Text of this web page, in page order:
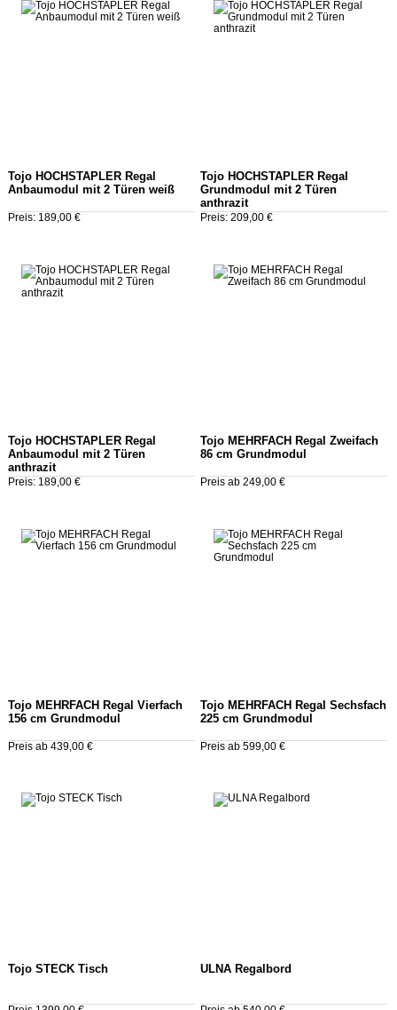
Tojo HOCHSTAPLER Regal
Anbaumodul mit 2 Türen weiß
Preis: 189,00 €
Tojo HOCHSTAPLER Regal
Grundmodul mit 2 Türen
anthrazit
Preis: 209,00 €
Tojo HOCHSTAPLER Regal
Anbaumodul mit 2 Türen
anthrazit
Preis: 189,00 €
Tojo MEHRFACH Regal Zweifach
86 cm Grundmodul
Preis ab 249,00 €
Tojo MEHRFACH Regal Vierfach
156 cm Grundmodul
Preis ab 439,00 €
Tojo MEHRFACH Regal Sechsfach
225 cm Grundmodul
Preis ab 599,00 €
Tojo STECK Tisch ULNA Regalbord